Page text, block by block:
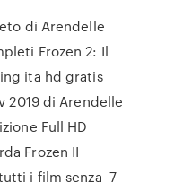
di Arendelle
Frozen 2: Il
ita hd gratis
2019 di Arendelle
Full HD
Frozen II
i film senza 7